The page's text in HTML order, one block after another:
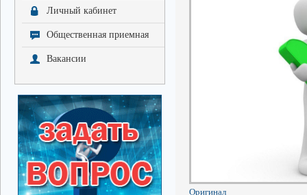
Личный кабинет
Общественная приемная
Вакансии
Оригинал